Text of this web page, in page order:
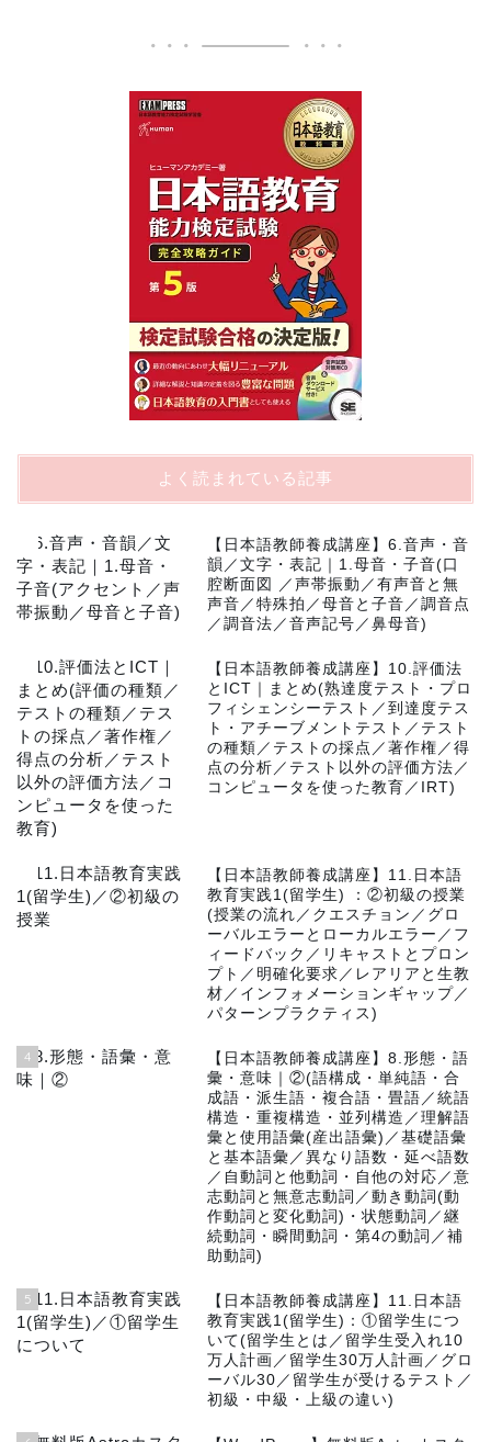
よく読まれている記事
【日本語教師養成講座】6.音声・音
韻／文字・表記｜1.母音・子音(口
腔断面図 ／声帯振動／有声音と無
声音／特殊拍／母音と子音／調音点
／調音法／音声記号／鼻母音)
【日本語教師養成講座】10.評価法
とICT｜まとめ(熟達度テスト・プロ
フィシェンシーテスト／到達度テス
ト・アチーブメントテスト／テスト
の種類／テストの採点／著作権／得
点の分析／テスト以外の評価方法／
コンピュータを使った教育／IRT)
【日本語教師養成講座】11.日本語
教育実践1(留学生) ：②初級の授業
(授業の流れ／クエスチョン／グロ
ーバルエラーとローカルエラー／フ
ィードバック／リキャストとプロン
プト／明確化要求／レアリアと生教
材／インフォメーションギャップ／
パターンプラクティス)
4
【日本語教師養成講座】8.形態・語
彙・意味｜②(語構成・単純語・合
成語・派生語・複合語・畳語／統語
構造・重複構造・並列構造／理解語
彙と使用語彙(産出語彙)／基礎語彙
と基本語彙／異なり語数・延べ語数
／自動詞と他動詞・自他の対応／意
志動詞と無意志動詞／動き動詞(動
作動詞と変化動詞)・状態動詞／継
続動詞・瞬間動詞・第4の動詞／補
助動詞)
5
【日本語教師養成講座】11.日本語
教育実践1(留学生)：①留学生につ
いて(留学生とは／留学生受入れ10
万人計画／留学生30万人計画／グロ
ーバル30／留学生が受けるテスト／
初級・中級・上級の違い)